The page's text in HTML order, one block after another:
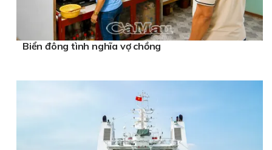
Biển đông tình nghĩa vợ chồng